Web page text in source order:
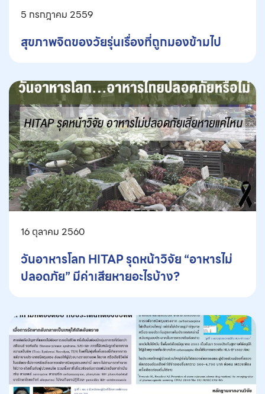
5 กรกฎาคม 2559
สุขภาพจิตของวัยรุ่นเรื่องที่ถูกมองข้ามไป
16 ตุลาคม 2560
วันอาหารโลก HITAP รุดหน้าวิจัย “อาหารไม่
ปลอดภัย” มีค่าเสียหายอะไรบ้าง?